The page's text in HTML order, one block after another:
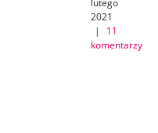
lutego
2021
|
11
komentarzy